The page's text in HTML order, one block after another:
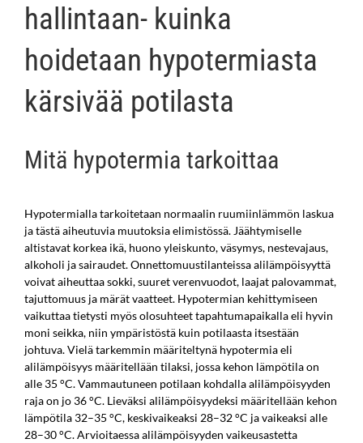
hallintaan- kuinka
hoidetaan hypotermiasta
kärsivää potilasta
Mitä hypotermia tarkoittaa
Hypotermialla tarkoitetaan normaalin ruumiinlämmön laskua
ja tästä aiheutuvia muutoksia elimistössä. Jäähtymiselle
altistavat korkea ikä, huono yleiskunto, väsymys, nestevajaus,
alkoholi ja sairaudet. Onnettomuustilanteissa alilämpöisyyttä
voivat aiheuttaa sokki, suuret verenvuodot, laajat palovammat,
tajuttomuus ja märät vaatteet. Hypotermian kehittymiseen
vaikuttaa tietysti myös olosuhteet tapahtumapaikalla eli hyvin
moni seikka, niin ympäristöstä kuin potilaasta itsestään
johtuva. Vielä tarkemmin määriteltynä hypotermia eli
alilämpöisyys määritellään tilaksi, jossa kehon lämpötila on
alle 35 °C. Vammautuneen potilaan kohdalla alilämpöisyyden
raja on jo 36 °C. Lieväksi alilämpöisyydeksi määritellään kehon
lämpötila 32–35 °C, keskivaikeaksi 28–32 °C ja vaikeaksi alle
28–30 °C. Arvioitaessa alilämpöisyyden vaikeusastetta